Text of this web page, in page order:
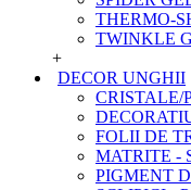
THERMO-
TWINKLE
+
DECOR UNGHII
CRISTALE/
FOLII DE
MATRITE -
PIGMENT